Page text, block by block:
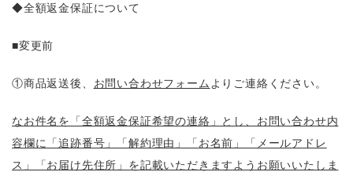
◆全額返金保証について
■変更前
①商品返送後、 お問い合わせフォーム よりご連絡ください。
なお件名を「全額返金保証希望の連絡」とし、お問い合わせ内
容欄に「追跡番号」「解約理由」「お名前」「メールアドレ
ス」「お届け先住所」を記載いただきますようお願いいたしま